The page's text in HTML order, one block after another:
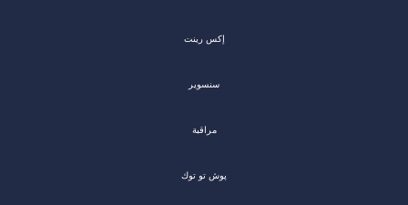
إكس رينت
سنسوير
مراقبة
پوش تو توك